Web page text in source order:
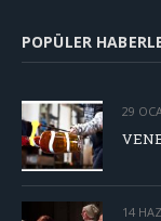
POPÜLER
29
14